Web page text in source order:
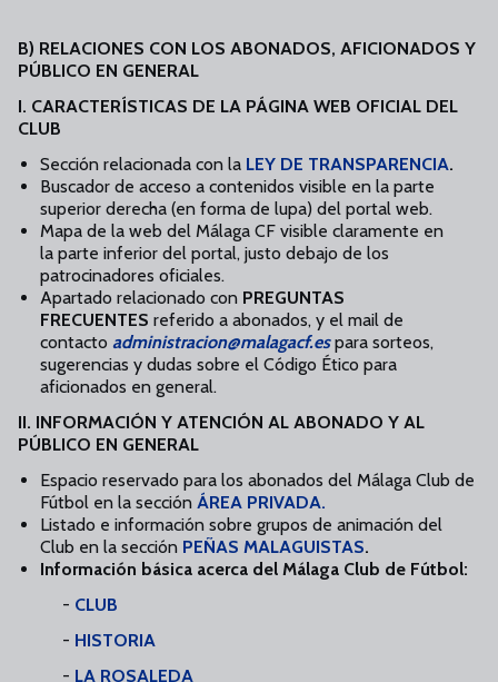
B) RELACIONES CON LOS ABONADOS, AFICIONADOS Y
PÚBLICO EN GENERAL
I. CARACTERÍSTICAS DE LA PÁGINA WEB OFICIAL DEL
CLUB
Sección relacionada con la LEY DE TRANSPARENCIA.
Buscador de acceso a contenidos visible en la parte
superior derecha (en forma de lupa) del portal web.
Mapa de la web del Málaga CF visible claramente en
la parte inferior del portal, justo debajo de los
patrocinadores oficiales.
Apartado relacionado con PREGUNTAS
FRECUENTES referido a abonados, y el mail de
contacto administracion@malagacf.espara sorteos,
sugerencias y dudas sobre el Código Ético para
aficionados en general.
II. INFORMACIÓN Y ATENCIÓN AL ABONADO Y AL
PÚBLICO EN GENERAL
Espacio reservado para los abonados del Málaga Club de
Fútbol en la sección ÁREA PRIVADA.
Listado e información sobre grupos de animación del
Club en la sección PEÑAS MALAGUISTAS.
Información básica acerca del Málaga Club de Fútbol:
- CLUB
- HISTORIA
- LA ROSALEDA